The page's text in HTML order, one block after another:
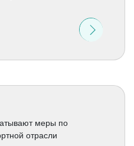
меры по
отрасли